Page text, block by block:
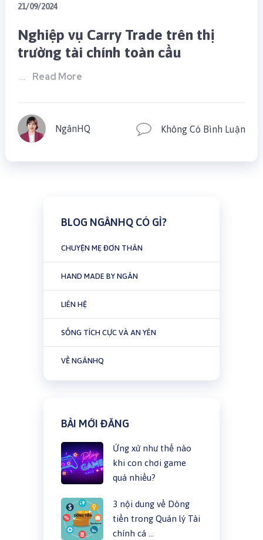
21/09/2024
Nghiệp vụ Carry Trade trên thị
trường tài chính toàn cầu
Read More
NgânHQ Không Có Bình Luận
BLOG NGÂNHQ CÓ GÌ?
CHUYỆN MẸ ĐƠN THÂN
HAND MADE BY NGÂN
LIÊN HỆ
SỐNG TÍCH CỰC VÀ AN YÊN
VỀ NGÂNHQ
BÀI MỚI ĐĂNG
Ứng xử như thế nào
khi con chơi game
quá nhiều?
3 nội dung về Dòng
tiền trong Quản lý Tài
chính cá …